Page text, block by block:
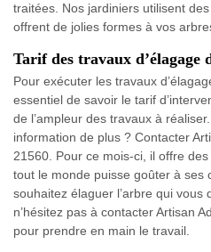
traitées. Nos jardiniers utilisent
offrent de jolies formes à vos
Tarif des travaux d’élagage
Pour exécuter les travaux
essentiel de savoir le tarif
de l’ampleur des travaux à
information de plus ? Contacter
21560. Pour ce mois-ci, il offre
tout le monde puisse goûter à ses
souhaitez élaguer l’arbre qui
n’hésitez pas à contacter Artisan
pour prendre en main le travail.